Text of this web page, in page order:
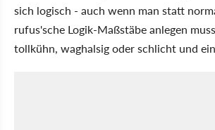
sich logisch - auch wenn man statt
rufus'sche Logik-Maßstäbe anlegen
tollkühn, waghalsig oder schlicht und